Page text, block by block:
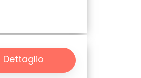
Dettaglio